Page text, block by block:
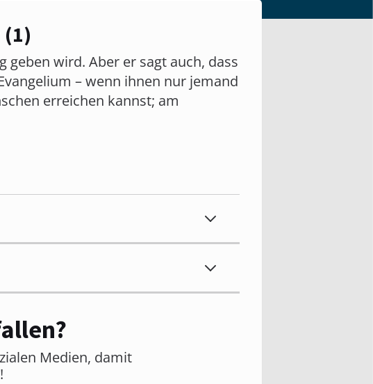
geben wird. Aber er sagt auch, dass
– wenn ihnen nur jemand
erreichen kannst; am
Medien, damit